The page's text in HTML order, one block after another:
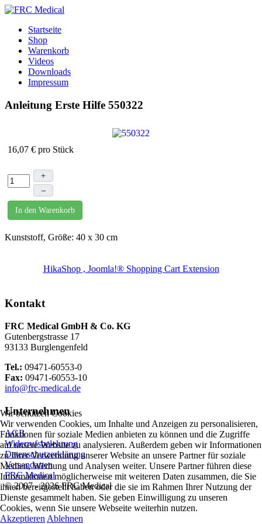
Startseite
Shop
Warenkorb
Videos
Downloads
Impressum
Anleitung Erste Hilfe 550322
16,07 € pro Stück
+
–
In den Warenkorb
Kunststoff, Größe: 40 x 30 cm
HikaShop , Joomla!® Shopping Cart Extension
Kontakt
FRC Medical GmbH & Co. KG
Gutenbergstrasse 17
93133 Burglengenfeld
Tel.: 09471-60553-0
Fax: 09471-60553-10
info@frc-medical.de
Unternehmen
AGB
Widerrufsbelehrung
Datenschutzerklärung
Versandarten
FRC Medical
© 2007 - 2026 FRC Medical
Wir benutzen Cookies
Wir verwenden Cookies, um Inhalte und Anzeigen zu personalisieren,
Funktionen für soziale Medien anbieten zu können und die Zugriffe
auf unsere Website zu analysieren. Außerdem geben wir Informationen
zu Ihrer Verwendung unserer Website an unsere Partner für soziale
Medien, Werbung und Analysen weiter. Unsere Partner führen diese
Informationen möglicherweise mit weiteren Daten zusammen, die Sie
ihnen bereitgestellt haben oder die sie im Rahmen Ihrer Nutzung der
Dienste gesammelt haben. Sie geben Einwilligung zu unseren
Cookies, wenn Sie unsere Webseite weiterhin nutzen.
Akzeptieren Ablehnen